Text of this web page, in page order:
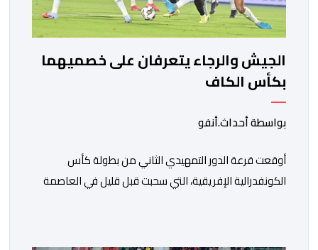
الجيش والرجاء يتعرفان على خصميهما
بكأس الكاف
بواسطة أحداث.أنفو
أوقعت قرعة الدور التمهيدي الثاني من بطولة كأس
الكونفدرالية الإفريقية، التي سحبت قبل قليل في العاصمة
ووسط القارة. ​وسيكون نادي الرجاء الرياضي على موعد مع